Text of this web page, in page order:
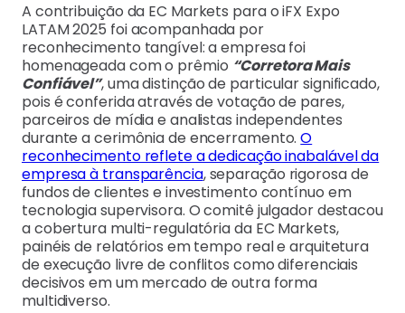
A contribuição da EC Markets para o iFX Expo
LATAM 2025 foi acompanhada por
reconhecimento tangível: a empresa foi
homenageada com o prêmio “Corretora Mais
Confiável”, uma distinção de particular significado,
pois é conferida através de votação de pares,
parceiros de mídia e analistas independentes
durante a cerimônia de encerramento.O
reconhecimento reflete a dedicação inabalável da
empresa à transparência, separação rigorosa de
fundos de clientes e investimento contínuo em
tecnologia supervisora. O comitê julgador destacou
a cobertura multi-regulatória da EC Markets,
painéis de relatórios em tempo real e arquitetura
de execução livre de conflitos como diferenciais
decisivos em um mercado de outra forma
multidiverso.